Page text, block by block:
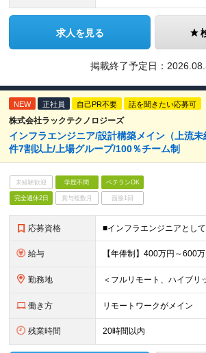
求人を見る
掲載終了予定日：
NEW 正社員 自己PR不要 話を聞きたい応募可
株式会社ラックテクノロジーズ
インフラエンジニア/設計構築メイン（上流
件7割以上/上場グループ/100％チーム制
未経験歓迎 学歴不問 ベテランOK
完全週休2日 賞与複数月 面接1回
応募資格
給与
勤務地
働き方 リモートワークがメイン
残業時間 20時間以内